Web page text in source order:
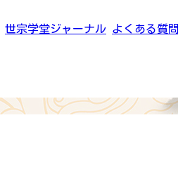
世宗学堂ジャーナル よくある質問